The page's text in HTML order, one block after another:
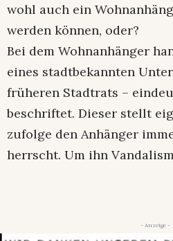
wohl auch ein
werden können, oder?
Bei dem Wohnanhänger
eines stadtbekannten
früheren Stadtrats –
beschriftet. Dieser stellt
zufolge den Anhänger
herrscht. Um ihn
- Anzeige -